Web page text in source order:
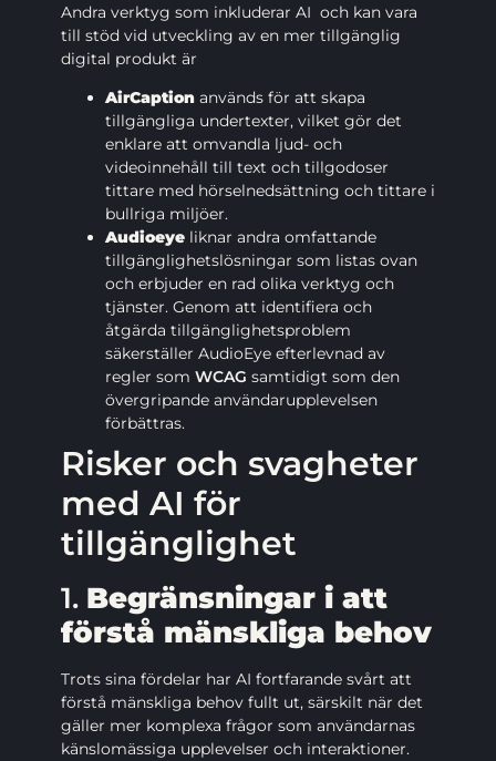
Andra verktyg som inkluderar AI och kan vara
till stöd vid utveckling av en mer tillgänglig
digital produkt är
AirCaptionanvänds för att skapa
tillgängliga undertexter, vilket gör det
enklare att omvandla ljud- och
videoinnehåll till text och tillgodoser
tittare med hörselnedsättning och tittare i
bullriga miljöer.
Audioeyeliknar andra omfattande
tillgänglighetslösningar som listas ovan
och erbjuder en rad olika verktyg och
tjänster. Genom att identifiera och
åtgärda tillgänglighetsproblem
säkerställer AudioEye efterlevnad av
regler som WCAG samtidigt som den
övergripande användarupplevelsen
förbättras.
Risker och svagheter
med AI för
tillgänglighet
1. Begränsningar i att
förstå mänskliga behov
Trots sina fördelar har AI fortfarande svårt att
förstå mänskliga behov fullt ut, särskilt när det
gäller mer komplexa frågor som användarnas
känslomässiga upplevelser och interaktioner.